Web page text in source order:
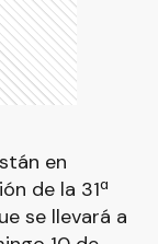
en
de la 31ª
se llevará a